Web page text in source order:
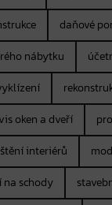
daňové
nábytku
oken a dveří
interiérů
schody